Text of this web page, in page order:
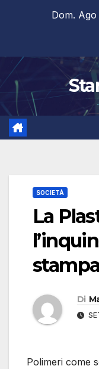
Dom.
SOCIETÀ
La
Di
Polimeri come